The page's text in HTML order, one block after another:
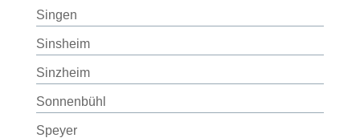
Singen
Sinsheim
Sinzheim
Sonnenbühl
Speyer